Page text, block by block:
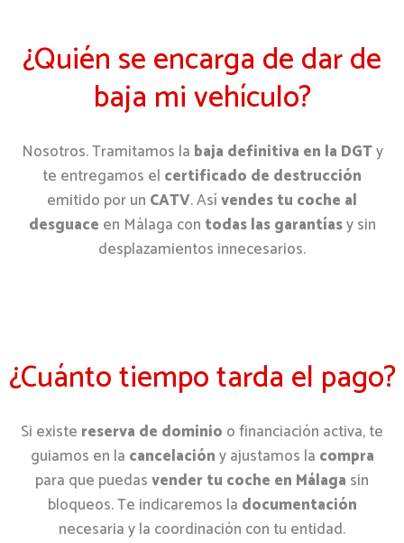
¿Quién se encarga de dar de
baja mi vehículo?
Nosotros. Tramitamos la baja definitiva en la DGTy
te entregamos el certificado de destrucción
emitido por un CATV. Asívendes tu coche al
desguace en Málaga con todas las garantíasy sin
desplazamientos innecesarios.
¿Cuánto tiempo tarda el pago?
Si existe reserva de dominio o financiación activa, te
guiamos en la cancelacióny ajustamos la compra
para que puedasvender tu coche en Málaga sin
bloqueos. Te indicaremos la documentación
necesaria y la coordinación con tu entidad.